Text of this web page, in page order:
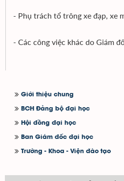
- Phụ trách tổ trông xe đạp, xe
- Các công việc khác do Giám
Giới thiệu chung
BCH Đảng bộ đại học
Hội đồng đại học
Ban Giám đốc đại học
Trường - Khoa - Viện đào tạo